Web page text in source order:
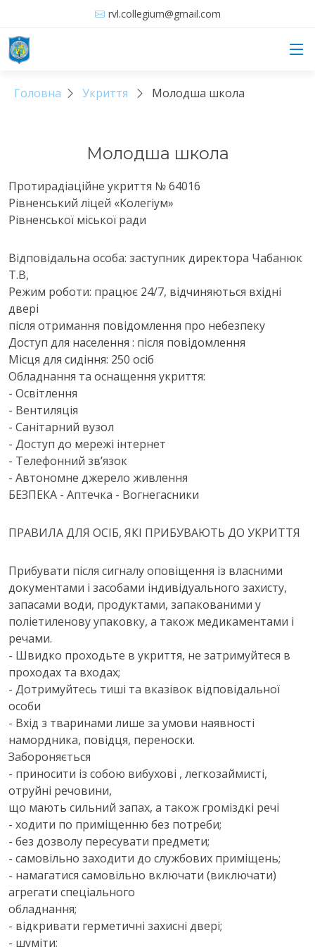
rvl.collegium@gmail.com
Головна Укриття Молодша школа
Молодша школа
Протирадіаційне укриття № 64016
Рівненський ліцей «Колегіум»
Рівненської міської ради
Відповідальна особа: заступник директора Чабанюк
Т.В,
Режим роботи: працює 24/7, відчиняються вхідні
двері
після отримання повідомлення про небезпеку
Доступ для населення : після повідомлення
Місця для сидіння: 250 осіб
Обладнання та оснащення укриття:
- Освітлення
- Вентиляція
- Санітарний вузол
- Доступ до мережі інтернет
- Телефонний зв’язок
- Автономне джерело живлення
БЕЗПЕКА - Аптечка - Вогнегасники
ПРАВИЛА ДЛЯ ОСІБ, ЯКІ ПРИБУВАЮТЬ ДО УКРИТТЯ
Прибувати після сигналу оповіщення із власними
документами і засобами індивідуального захисту,
запасами води, продуктами, запакованими у
поліетиленову упаковку, а також медикаментами і
речами.
- Швидко проходьте в укриття, не затримуйтеся в
проходах та входах;
- Дотримуйтесь тиші та вказівок відповідальної
особи
- Вхід з тваринами лише за умови наявності
намордника, повідця, переноски.
Забороняється
- приносити із собою вибухові , легкозаймисті,
отруйні речовини,
що мають сильний запах, а також громіздкі речі
- ходити по приміщенню без потреби;
- без дозволу пересувати предмети;
- самовільно заходити до службових приміщень;
- намагатися самовільно включати (виключати)
агрегати спеціального
обладнання;
- відкривати герметичні захисні двері;
- шуміти;